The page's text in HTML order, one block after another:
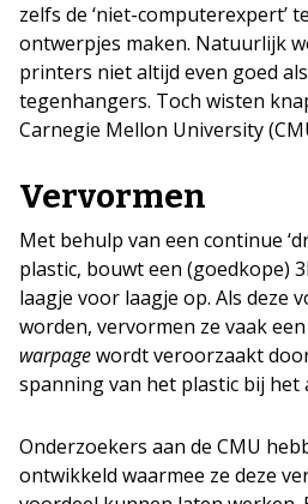
zelfs de ‘niet-computerexpert’
ontwerpjes maken. Natuurlijk
printers niet altijd even goed
tegenhangers. Toch wisten
Carnegie Mellon University
Vervormen
Met behulp van een continue
plastic, bouwt een (goedkope)
laagje voor laagje op. Als deze
worden, vervormen ze vaak
warpagewordt veroorzaakt
spanning van het plastic bij het
Onderzoekers aan de CMU
ontwikkeld waarmee ze deze